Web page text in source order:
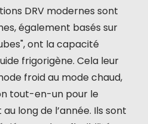
DRV modernes sont
également basés sur
ont la capacité
frigorigène. Cela leur
froid au mode chaud,
tout-en-un pour le
long de l’année. Ils sont